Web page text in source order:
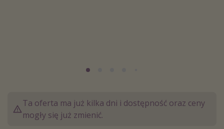
Wakacje do 1000 PLN
Wakacje z dziećmi
Ta oferta ma już kilka dni i dostępność oraz ceny
mogły się już zmienić.